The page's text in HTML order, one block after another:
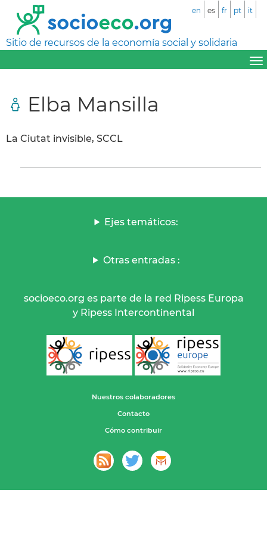
Sitio de recursos de la economía social y solidaria
en es fr pt it
Elba Mansilla
La Ciutat invisible, SCCL
Ejes temáticos:
Otras entradas :
socioeco.org es parte de la red Ripess Europa
y Ripess Intercontinental
Nuestros colaboradores
Contacto
Cómo contribuir